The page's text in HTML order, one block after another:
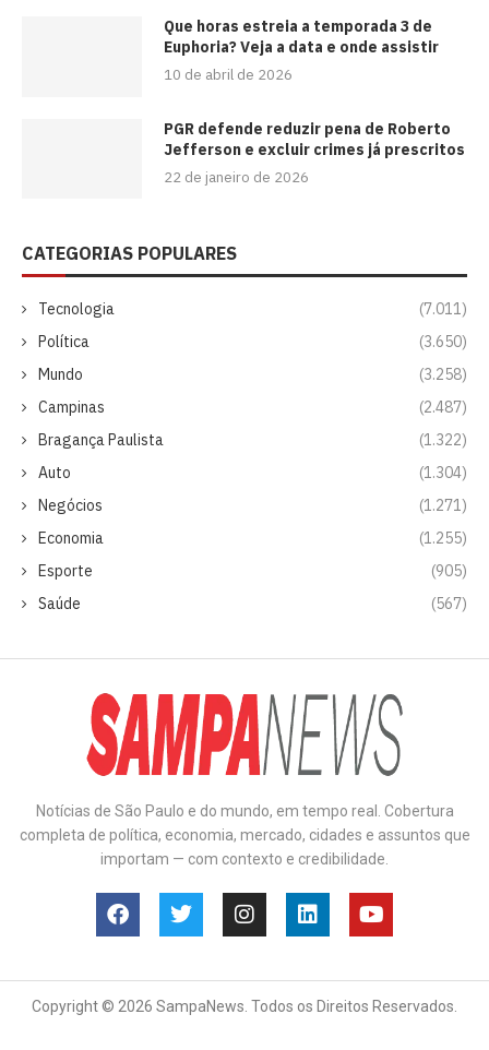
Que horas estreia a temporada 3 de
Euphoria? Veja a data e onde assistir
10 de abril de 2026
PGR defende reduzir pena de Roberto
Jefferson e excluir crimes já prescritos
22 de janeiro de 2026
CATEGORIAS POPULARES
Tecnologia
(7.011)
Política
(3.650)
Mundo
(3.258)
Campinas
(2.487)
Bragança Paulista
(1.322)
Auto
(1.304)
Negócios
(1.271)
Economia
(1.255)
Esporte
(905)
Saúde
(567)
Notícias de São Paulo e do mundo, em tempo real. Cobertura
completa de política, economia, mercado, cidades e assuntos que
importam — com contexto e credibilidade.
Copyright © 2026 SampaNews. Todos os Direitos Reservados.